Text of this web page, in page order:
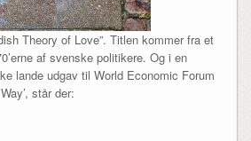
Theory of Love”. Titlen kommer fra et
af svenske politikere. Og i en
lande udgav til World Economic Forum
står der: